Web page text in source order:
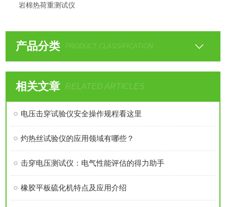
岩棉热荷重测试仪
产品分类 PRODUCT CLASSIFICATION
相关文章 RELATED ARTICLES
电压击穿试验仪安全操作规程看这里
灼热丝试验仪的应用领域有哪些？
击穿电压测试仪：电气性能评估的得力助手
橡胶平板硫化机特点及应用介绍